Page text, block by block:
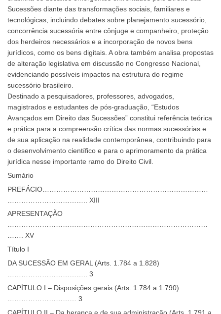
Sucessões diante das transformações sociais, familiares e
tecnológicas, incluindo debates sobre planejamento sucessório,
concorrência sucessória entre cônjuge e companheiro, proteção
dos herdeiros necessários e a incorporação de novos bens
jurídicos, como os bens digitais. A obra também analisa propostas
de alteração legislativa em discussão no Congresso Nacional,
evidenciando possíveis impactos na estrutura do regime
sucessório brasileiro.
Destinado a pesquisadores, professores, advogados,
magistrados e estudantes de pós-graduação, “Estudos
Avançados em Direito das Sucessões” constitui referência teórica
e prática para a compreensão crítica das normas sucessórias e
de sua aplicação na realidade contemporânea, contribuindo para
o desenvolvimento científico e para o aprimoramento da prática
jurídica nesse importante ramo do Direito Civil.
Sumário
PREFÁCIO………………………………………………………………
…………………………….. XIII
APRESENTAÇÃO
……………………………………………………………………………
……. XV
Título I
DA SUCESSÃO EM GERAL (Arts. 1.784 a 1.828)
…………………………….. 3
CAPÍTULO I – Disposições gerais (Arts. 1.784 a 1.790)
………………………… 3
CAPÍTULO II – Da herança e de sua administração (Arts. 1.791 a